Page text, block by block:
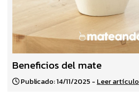
Beneficios del mate
Publicado: 14/11/2025 - Leer artículo